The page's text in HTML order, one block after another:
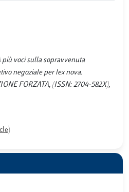
più voci sulla sopravvenuta
negoziale per lex nova.
FORZATA, (ISSN: 2704-582X),